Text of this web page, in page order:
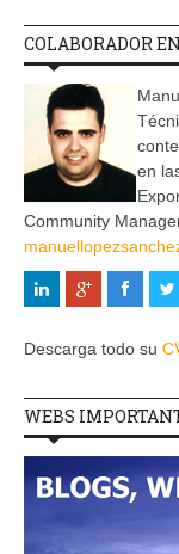
COLABORADOR
en
Community
Descarga todo su
WEBS